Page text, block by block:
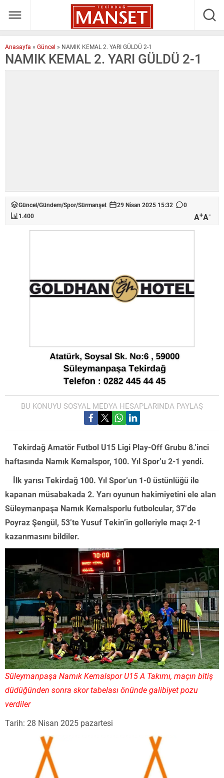
Anasayfa » Güncel » NAMIK KEMAL 2. YARI GÜLDÜ 2-1
NAMIK KEMAL 2. YARI GÜLDÜ 2-1
Güncel/Gündem/Spor/Sürmanşet 29 Nisan 2025 15:32
0
1.400
A+A-
BU KONUYU SOSYAL MEDYA HESAPLARINDA PAYLAŞ
Tekirdağ Amatör Futbol U15 Ligi Play-Off Grubu 8.’inci
haftasında Namık Kemalspor, 100. Yıl Spor’u 2-1 yendi.
İlk yarısı Tekirdağ 100. Yıl Spor’un 1-0 üstünlüğü ile
kapanan müsabakada 2. Yarı oyunun hakimiyetini ele alan
Süleymanpaşa Namık Kemalsporlu futbolcular, 37’de
Poyraz Şengül, 53’te Yusuf Tekin’in golleriyle maçı 2-1
kazanmasını bildiler.
Süleymanpaşa Namık Kemalspor U15 A Takımı, maçın bitiş
düdüğünden sonra skor tabelası önünde galibiyet pozu
verdiler
Tarih: 28 Nisan 2025 pazartesi